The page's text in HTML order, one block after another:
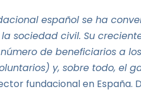
español se ha
sociedad civil. Su
de beneficiarios a
y, sobre todo, el
fundacional en España.